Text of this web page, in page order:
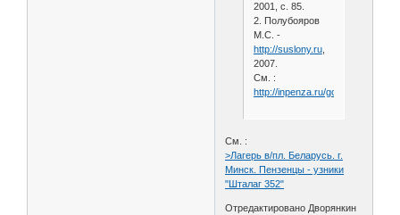
2001, с. 85.
2. Полубояров
М.С. -
http://suslony.ru,
2007.
См. :
http://inpenza.ru/gorodische/
См. :
>Лагерь в/пл. Беларусь. г.
Минск. Пензенцы - узники
"Шталаг 352"
Отредактировано Дворянкин